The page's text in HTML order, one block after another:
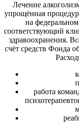
Лечение
упрощённая
на
соответствующий
здравоохранения.
счёт средств Фонда
работа